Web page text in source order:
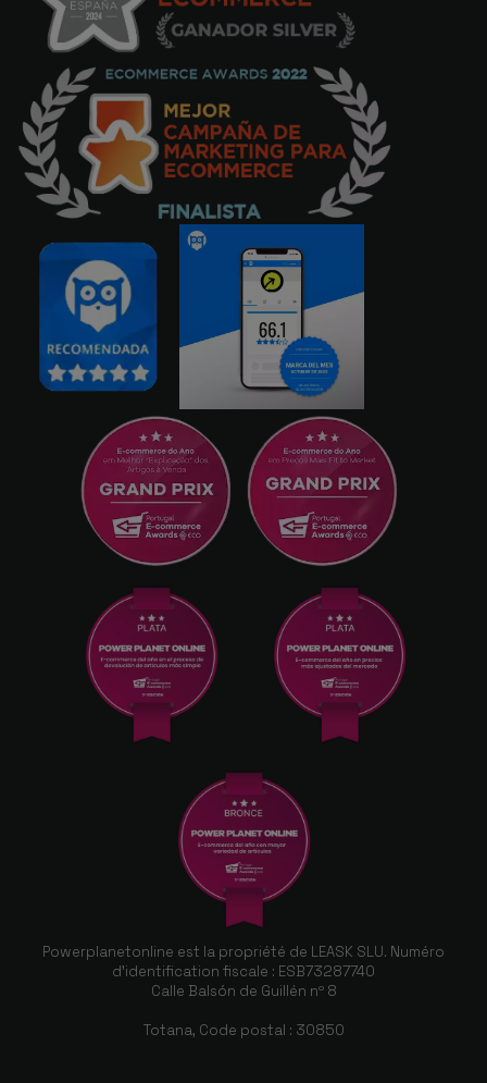
Powerplanetonline est la propriété de LEASK SLU. Numéro
d'identification fiscale : ESB73287740
Calle Balsón de Guillén nº 8
Totana, Code postal : 30850